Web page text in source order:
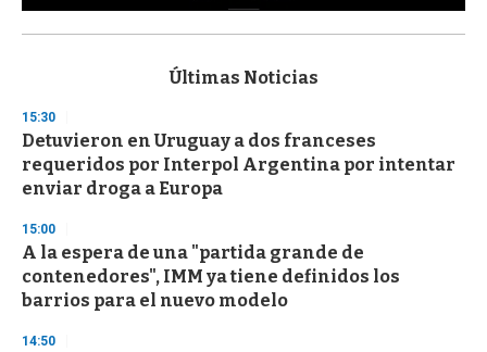
s
d
s
o
f
3
s
e
c
o
n
Últimas Noticias
15:30
Detuvieron en Uruguay a dos franceses
requeridos por Interpol Argentina por intentar
enviar droga a Europa
15:00
A la espera de una "partida grande de
contenedores", IMM ya tiene definidos los
barrios para el nuevo modelo
14:50